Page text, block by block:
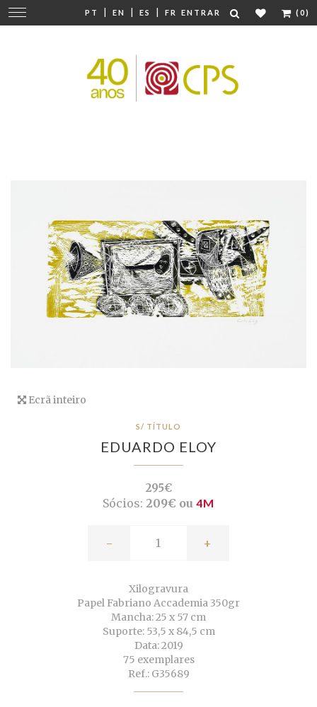
PT | EN | ES | FR ENTRAR (0)
Mudar
navegação
Ecrã inteiro
S/ TÍTULO
EDUARDO ELOY
295€
Sócios: 209€ ou 4M
- +
Xilogravura
Papel Fabriano Accademia 350gr
Mancha: 25 x 57 cm
Suporte: 53,5 x 84,5 cm
Data: 2019
75 exemplares
Ref.: G35689